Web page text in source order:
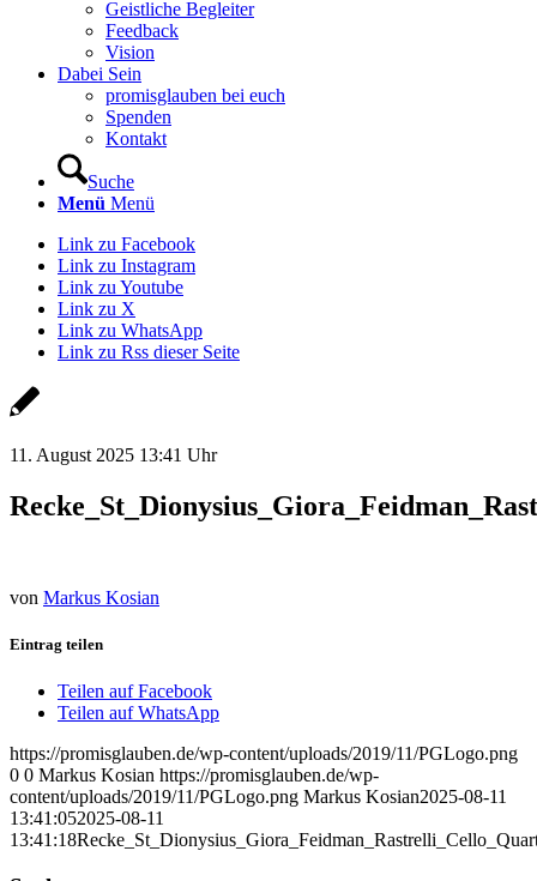
Geistliche Begleiter
Feedback
Vision
Dabei Sein
promisglauben bei euch
Spenden
Kontakt
Suche
Menü Menü
Link zu Facebook
Link zu Instagram
Link zu Youtube
Link zu X
Link zu WhatsApp
Link zu Rss dieser Seite
11. August 2025 13:41 Uhr
von Markus Kosian
Eintrag teilen
Teilen auf Facebook
Teilen auf WhatsApp
https://promisglauben.de/wp-content/uploads/2019/11/PGLogo.png
0 0 Markus Kosian https://promisglauben.de/wp-
content/uploads/2019/11/PGLogo.png Markus Kosian2025-08-11
13:41:052025-08-11
13:41:18